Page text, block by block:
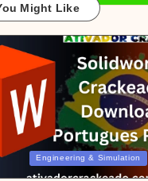
Might Like
Engineering & Simulation